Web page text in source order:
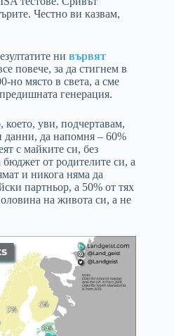
Честно ви казвам,
ни вървят
повече, за да стигнем в
но място в света, а сме
генерация.
което, уви, подчертавам,
данни, да напомня – 60%
с майките си, без
от родителите си, а
и никога няма да
партньор, а 50% от тях
на живота си, а не